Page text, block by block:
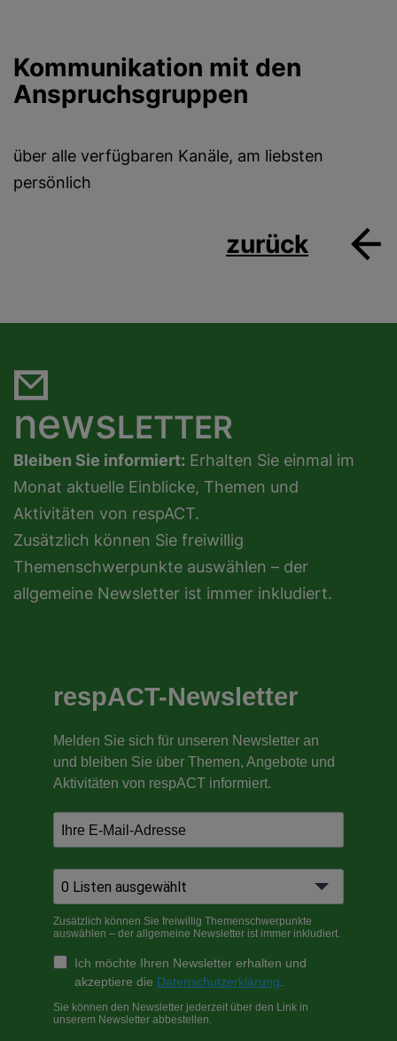
Kommunikation mit den
Anspruchsgruppen
über alle verfügbaren Kanäle, am liebsten
persönlich
zurück
newsLETTER
Bleiben Sie informiert: Erhalten Sie einmal im
Monat aktuelle Einblicke, Themen und
Aktivitäten von respACT.
Zusätzlich können Sie freiwillig
Themenschwerpunkte auswählen – der
allgemeine Newsletter ist immer inkludiert.